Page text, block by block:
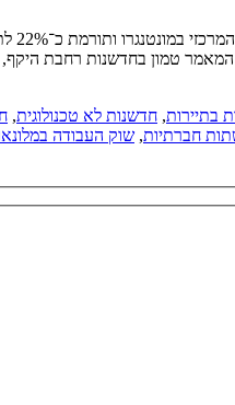
טמון בחדשנות רחבת היקף,
בתיירות, חדשנות לא טכנולוגית,
חברתיות, שוק העבודה